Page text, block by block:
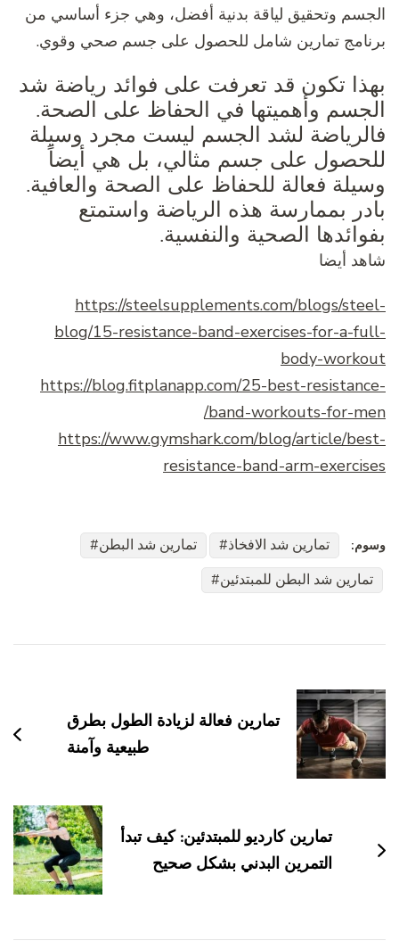
الجسم وتحقيق لياقة بدنية أفضل، وهي جزء أساسي من
برنامج تمارين شامل للحصول على جسم صحي وقوي.
بهذا تكون قد تعرفت على فوائد رياضة شد
الجسم وأهميتها في الحفاظ على الصحة.
فالرياضة لشد الجسم ليست مجرد وسيلة
للحصول على جسم مثالي، بل هي أيضاً
وسيلة فعالة للحفاظ على الصحة والعافية.
بادر بممارسة هذه الرياضة واستمتع
بفوائدها الصحية والنفسية.
شاهد أيضا
https://steelsupplements.com/blogs/steel-
blog/15-resistance-band-exercises-for-a-full-
body-workout
https://blog.fitplanapp.com/25-best-resistance-
band-workouts-for-men/
https://www.gymshark.com/blog/article/best-
resistance-band-arm-exercises
وسوم: تمارين شد الافخاذ
تمارين شد البطن
تمارين شد البطن للمبتدئين
بين
التدويناتتمارين فعالة لزيادة الطول بطرق
طبيعية وآمنة
تمارين كارديو للمبتدئين: كيف تبدأ
التمرين البدني بشكل صحيح